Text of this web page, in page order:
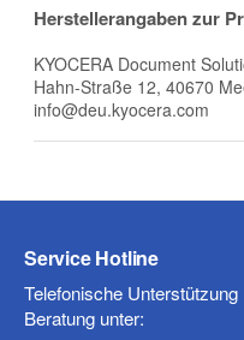
Mobiltelefon
Herstellerangaben zur
KYOCERA Document
Hahn-Straße 12, 40670
info@deu.kyocera.com
Service Hotline
Telefonische Unterstützung
Beratung unter: